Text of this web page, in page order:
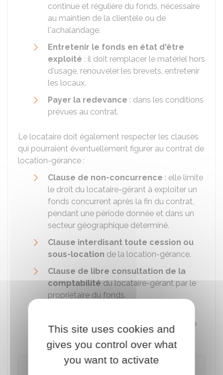
continue et régulière du fonds, nécessaire
au maintien de la clientèle ou de
l'achalandage.
Entretenir le fonds en état d'être
exploité : il doit remplacer le matériel hors
d'usage, renouveler les brevets, entretenir
les locaux.
Payer la redevance : dans les conditions
prévues au contrat.
Le locataire doit également respecter les clauses
qui pourraient éventuellement figurer au contrat de
location-gérance :
Clause de non-concurrence : elle limite
le droit du locataire-gérant à exploiter un
fonds concurrent après la fin du contrat,
pendant une période donnée et dans un
secteur géographique déterminé.
Clause interdisant toute cession ou
sous-location de la location-gérance.
Clause de libre consultation de la
comptabilitédu locataire-gérant par le
propriétaire du fonds.
taxes
liés à l'exploitation du fonds par le
locataire-gérant.
À savoir
This site uses cookies and
gives you control over what
you want to activate